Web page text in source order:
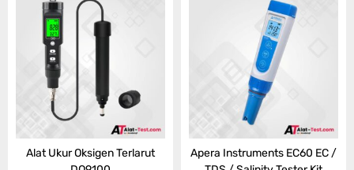
Alat Ukur Oksigen Terlarut
Apera Instruments EC60 EC /